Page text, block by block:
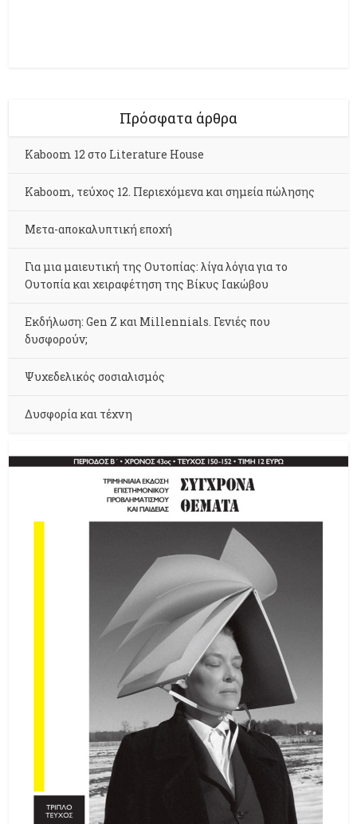
Πρόσφατα άρθρα
Kaboom 12 στο Literature House
Kaboom, τεύχος 12. Περιεχόμενα και σημεία πώλησης
Μετα-αποκαλυπτική εποχή
Για μια μαιευτική της Ουτοπίας: λίγα λόγια για το
Ουτοπία και χειραφέτηση της Βίκυς Ιακώβου
Εκδήλωση: Gen Z και Millennials. Γενιές που
δυσφορούν;
Ψυχεδελικός σοσιαλισμός
Δυσφορία και τέχνη